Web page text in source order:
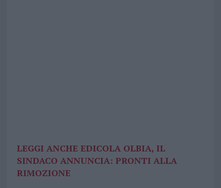
LEGGI ANCHE EDICOLA OLBIA, IL
SINDACO ANNUNCIA: PRONTI ALLA
RIMOZIONE